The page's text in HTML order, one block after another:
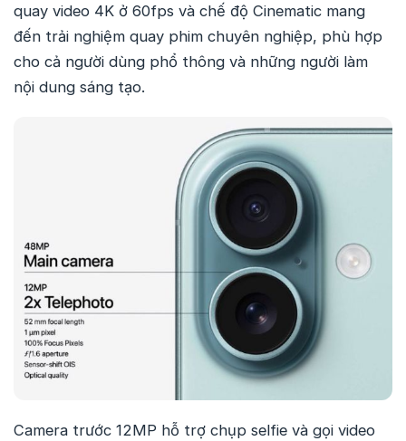
quay video 4K ở 60fps và chế độ Cinematic mang
đến trải nghiệm quay phim chuyên nghiệp, phù hợp
cho cả người dùng phổ thông và những người làm
nội dung sáng tạo.
Camera trước 12MP hỗ trợ chụp selfie và gọi video